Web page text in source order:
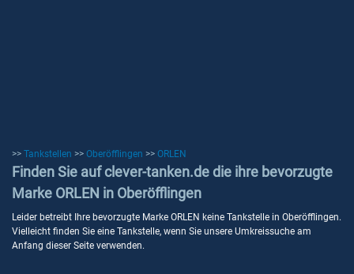
>> Tankstellen >> Oberöfflingen >> ORLEN
Finden Sie auf clever-tanken.de die ihre bevorzugte
Marke ORLEN in Oberöfflingen
Leider betreibt Ihre bevorzugte Marke ORLEN keine Tankstelle in Oberöfflingen.
Vielleicht finden Sie eine Tankstelle, wenn Sie unsere Umkreissuche am
Anfang dieser Seite verwenden.